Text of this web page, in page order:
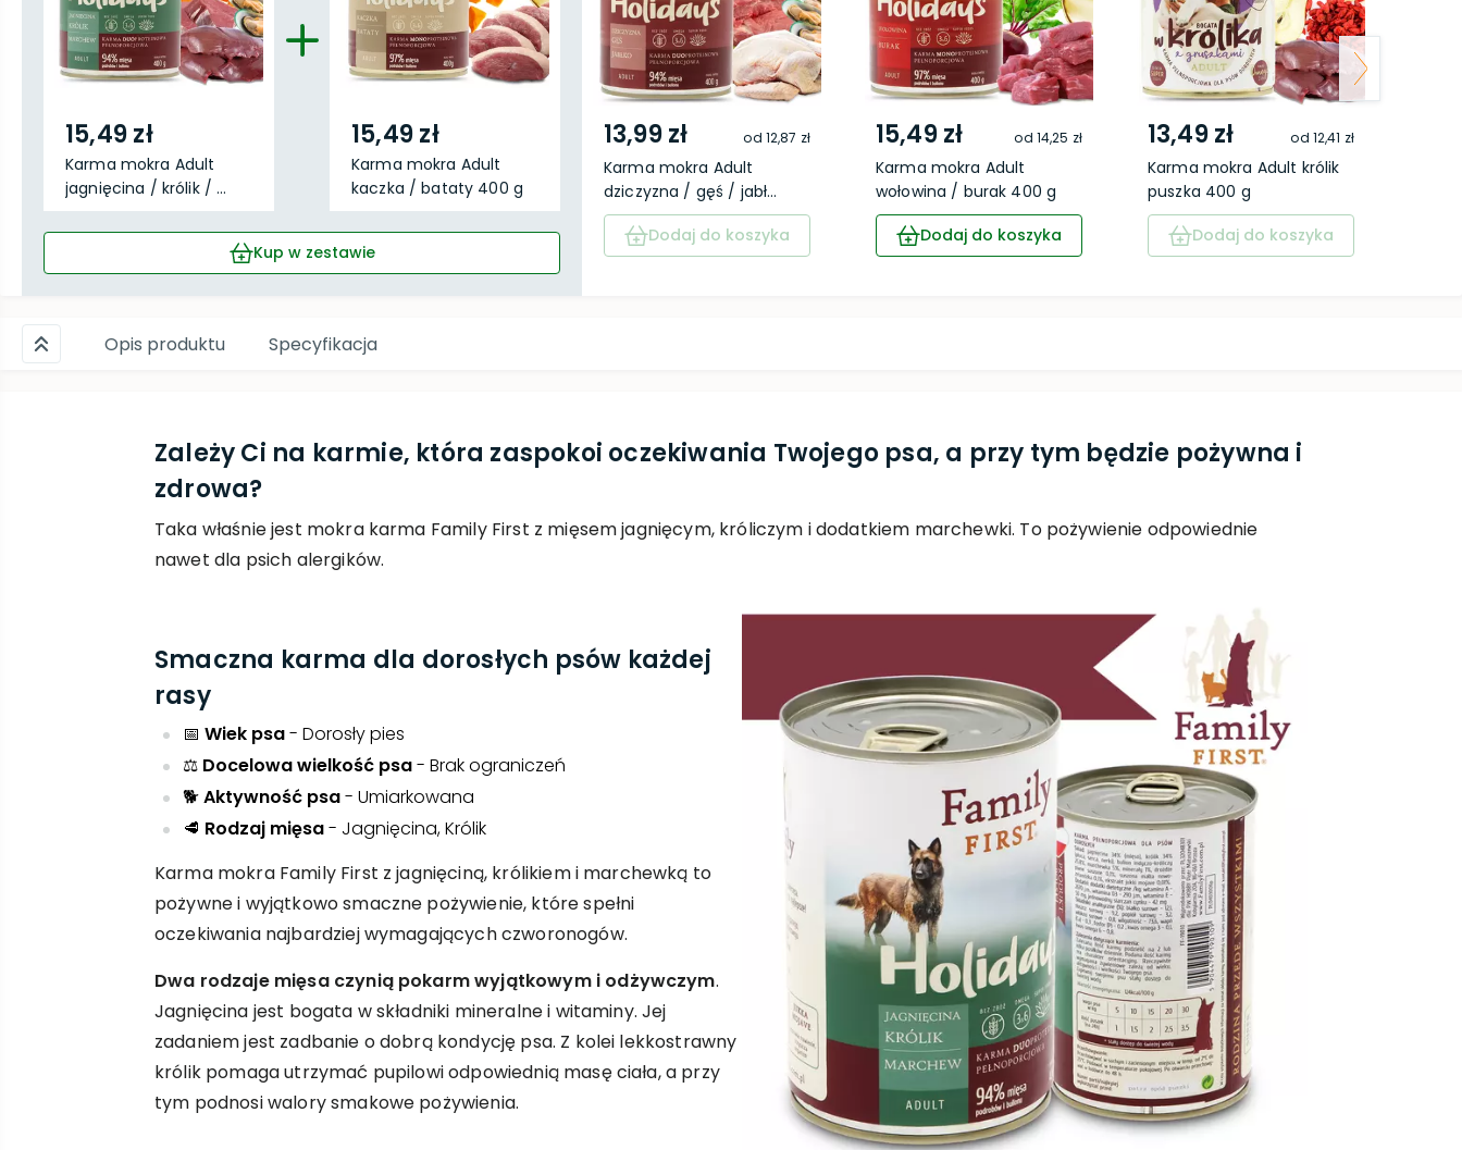
15,49 zł
Karma mokra Adult
jagnięcina / królik / ...
15,49 zł
Karma mokra Adult
kaczka / bataty 400 g
Kup w zestawie
13,99 zł od 12,87 zł
Karma mokra Adult
dziczyzna / gęś / jabł...
Dodaj do koszyka
15,49 zł od 14,25 zł
Karma mokra Adult
wołowina / burak 400 g
Dodaj do koszyka
13,49 zł od 12,41 zł
Karma mokra Adult królik
puszka 400 g
Dodaj do koszyka
Opis produktu Specyfikacja
Zależy Ci na karmie, która zaspokoi oczekiwania Twojego psa, a przy tym będzie pożywna i
zdrowa?
Taka właśnie jest mokra karma Family First z mięsem jagnięcym, króliczym i dodatkiem marchewki. To pożywienie odpowiednie
nawet dla psich alergików.
Smaczna karma dla dorosłych psów każdej
rasy
📅 Wiek psa- Dorosły pies
⚖️ Docelowa wielkość psa- Brak ograniczeń
🐕Aktywność psa- Umiarkowana
🥩 Rodzaj mięsa- Jagnięcina, Królik
Karma mokra Family First z jagnięciną, królikiem i marchewką to
pożywne i wyjątkowo smaczne pożywienie, które spełni
oczekiwania najbardziej wymagających czworonogów.
Dwa rodzaje mięsa czynią pokarm wyjątkowym i odżywczym.
Jagnięcina jest bogata w składniki mineralne i witaminy. Jej
zadaniem jest zadbanie o dobrą kondycję psa. Z kolei lekkostrawny
królik pomaga utrzymać pupilowi odpowiednią masę ciała, a przy
tym podnosi walory smakowe pożywienia.